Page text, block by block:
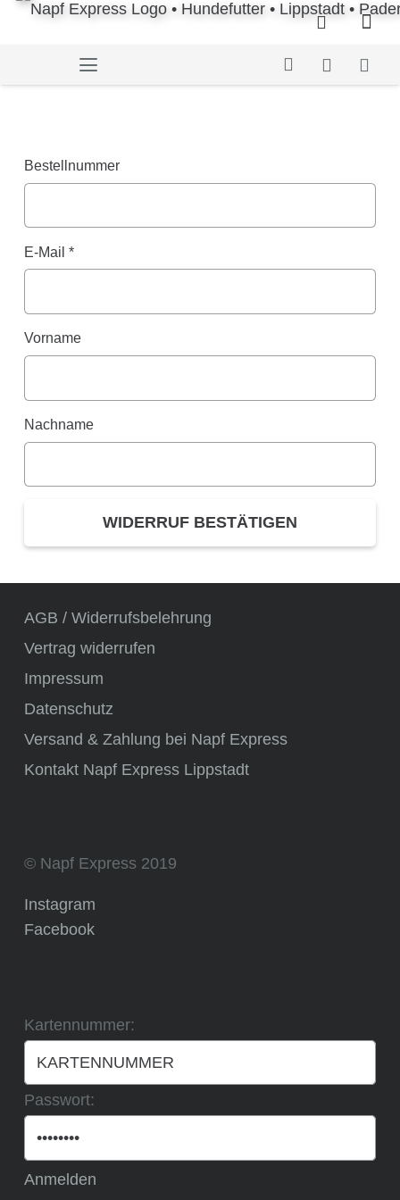
Bestellnummer
E-Mail *
E-
Mail
Vorname
Nachname
WIDERRUF BESTÄTIGEN
AGB / Widerrufsbelehrung
Vertrag widerrufen
Impressum
Datenschutz
Versand & Zahlung bei Napf Express
Kontakt Napf Express Lippstadt
© Napf Express 2019
Instagram
Facebook
Kartennummer:
Passwort:
Anmelden